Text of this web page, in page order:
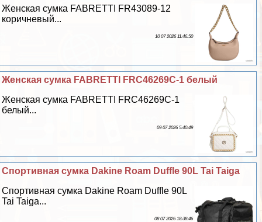
Женская сумка FABRETTI FR43089-12
коричневый...
10 07 2026 11:46:50
Женская сумка FABRETTI FRC46269C-1 белый
Женская сумка FABRETTI FRC46269C-1
белый...
09 07 2026 5:40:49
Спортивная сумка Dakine Roam Duffle 90L Tai Taiga
Спортивная сумка Dakine Roam Duffle 90L
Tai Taiga...
08 07 2026 18:38:46